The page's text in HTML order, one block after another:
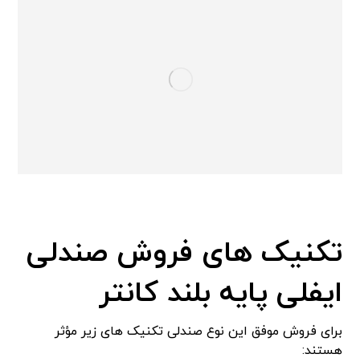
تکنیک های فروش صندلی
ایفلی پایه بلند کانتر
برای فروش موفق این نوع صندلی تکنیک های زیر مؤثر
هستند: